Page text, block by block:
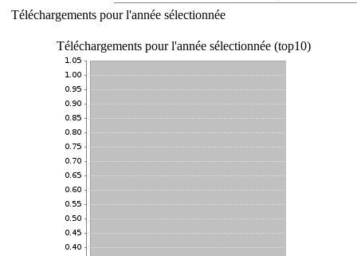
Téléchargements pour l'année sélectionnée
Téléchargements pour l'année sélectionnée (top10)